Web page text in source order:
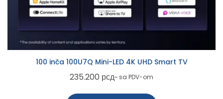
100 inča 100U7Q Mini-LED 4K UHD Smart TV
235.200 рсд~ sa PDV-om